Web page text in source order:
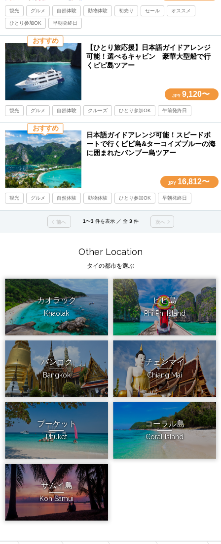
観光 グルメ 自然体験 動物体験 初売り セール オススメ
ひとり参加OK 早朝発終日
おすすめ
【ひとり旅応援】日本語ガイドアレンジ
可能！選べるキャビン 豪華大型船で行
くピピ島ツアー
JPY 9,120〜
観光 グルメ 自然体験 クルーズ ひとり参加OK 午前発終日
おすすめ
日本語ガイドアレンジ可能！スピードボ
ートで行くピピ島&ターコイズブルーの海
に囲まれたバンブー島ツアー
JPY 16,812〜
観光 グルメ 自然体験 動物体験 ひとり参加OK 早朝発終日
前へ 1〜3件を表示 ／ 全 3件 次へ
Other Location
タイの都市を選ぶ
カオラック
Khaolak
ピピ島
Phi Phi Island
バンコク
Bangkok
チェンマイ
Chiang Mai
プーケット
Phuket
コーラル島
Coral Island
サムイ島
Koh Samui